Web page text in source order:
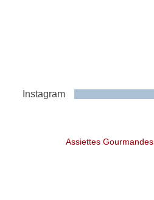
Instagram
Assiettes Gourmandes